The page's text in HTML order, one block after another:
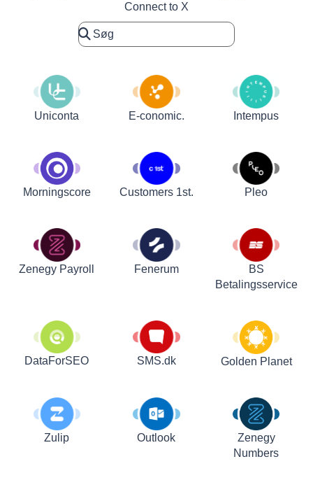
Connect to X
Uniconta E-conomic. Intempus
Morningscore Customers 1st. Pleo
Zenegy Payroll Fenerum
BS
Betalingsservice
DataForSEO SMS.dk Golden Planet
Zulip Outlook
Zenegy
Numbers